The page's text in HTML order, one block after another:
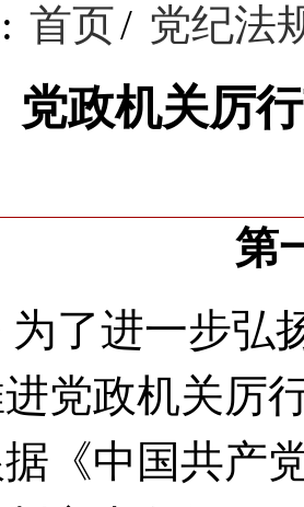
首页/ 党纪法
党政机关厉
第
为了进一步弘
党政机关厉
《中国共产